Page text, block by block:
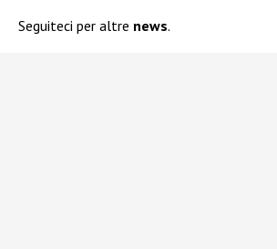
Seguiteci per altre news.